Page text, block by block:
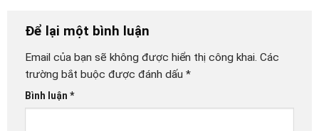
Để lại một bình luận
Email của bạn sẽ không được hiển thị công khai. Các
trường bắt buộc được đánh dấu *
Bình luận *